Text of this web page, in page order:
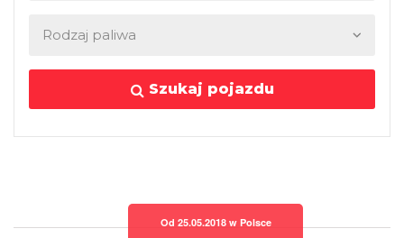
Szukaj pojazdu
Od 25.05.2018 w Polsce